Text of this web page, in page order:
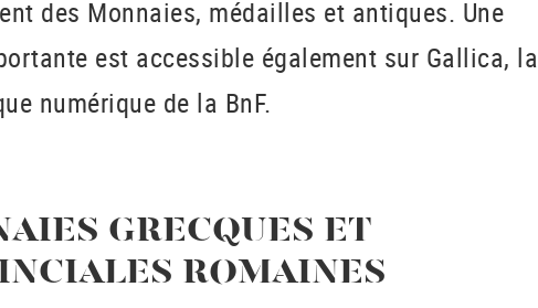
des Monnaies, médailles et antiques. Une
est accessible également sur Gallica, la
numérique de la BnF.
GRECQUES ET
ROMAINES